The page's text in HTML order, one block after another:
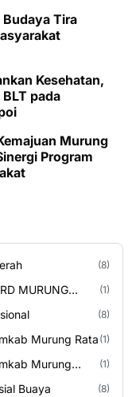
Tira
Kesehatan,
pada
Murung
Program
(8)
MURUNG
(1)
(8)
Murung Rata(1)
Murung
(1)
Buaya (8)